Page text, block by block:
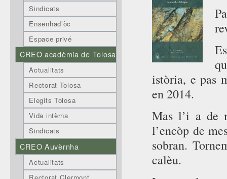
istòria, e pas
en 2014.
Mas l’i a de
l’encòp de
sobran.
calèu.
Sindicats
Ensenhad’òc
Espace privé
CREO acadèmia de Tolosa
Actualitats
Rectorat Tolosa
Elegits Tolosa
Vida intèrna
Sindicats
CREO Auvèrnha
Actualitats